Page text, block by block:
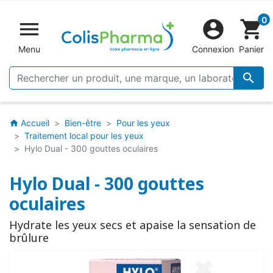

Menu


Connexion
shopping_cart0
Panier
home Accueil Bien-être
Pour les yeux
Traitement local pour les yeux
Hylo Dual - 300 gouttes oculaires
Hylo Dual - 300 gouttes
oculaires
Hydrate les yeux secs et apaise la sensation de
brûlure